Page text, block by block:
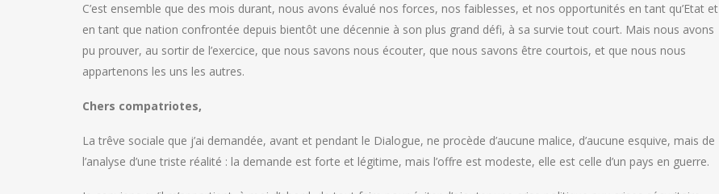
C’est ensemble que des mois durant, nous avons évalué nos forces, nos faiblesses, et nos opportunités en tant qu’Etat et
en tant que nation confrontée depuis bientôt une décennie à son plus grand défi, à sa survie tout court. Mais nous avons
pu prouver, au sortir de l’exercice, que nous savons nous écouter, que nous savons être courtois, et que nous nous
appartenons les uns les autres.
Chers compatriotes,
La trêve sociale que j’ai demandée, avant et pendant le Dialogue, ne procède d’aucune malice, d’aucune esquive, mais de
l’analyse d’une triste réalité : la demande est forte et légitime, mais l’offre est modeste, elle est celle d’un pays en guerre.